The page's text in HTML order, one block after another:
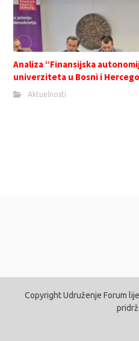
Analiza “Finansijska
univerziteta u Bosni i
Aktuelnosti
Copyright Udruženje Forum